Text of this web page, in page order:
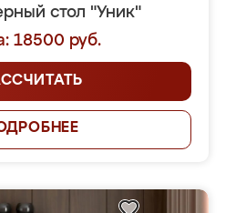
стол "Уник"
18500 руб.